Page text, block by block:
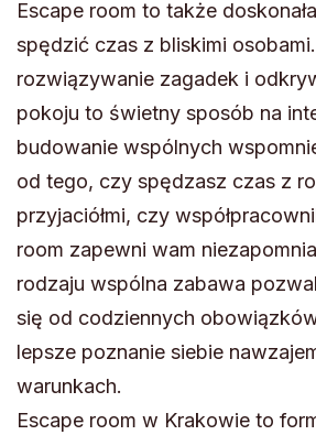
Escape room to także
spędzić czas z bliskimi
rozwiązywanie zagadek i
pokoju to świetny sposób na
budowanie wspólnych
od tego, czy spędzasz czas z
przyjaciółmi, czy
room zapewni wam
rodzaju wspólna zabawa
się od codziennych
lepsze poznanie siebie
warunkach.
Escape room w Krakowie to